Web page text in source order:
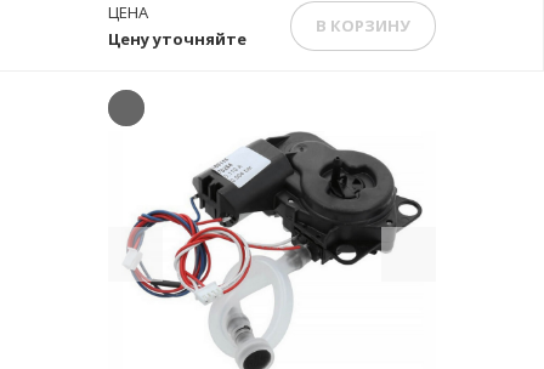
Цену уточняйте
ЦЕНА
В КОРЗИНУ
Previous